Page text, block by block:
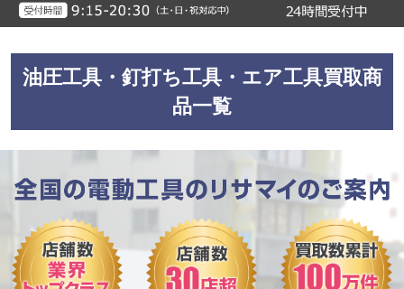
油圧工具・釘打ち工具・エア工具買取商
品一覧